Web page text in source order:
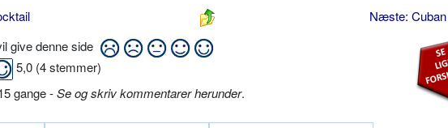
Næste:
give denne side
5,0 (4stemmer)
gange -Se og skriv kommentarer herunder.